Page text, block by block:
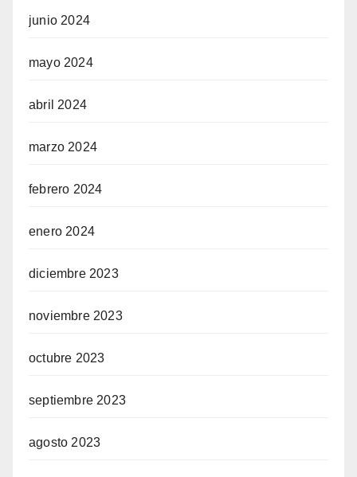
junio 2024
mayo 2024
abril 2024
marzo 2024
febrero 2024
enero 2024
diciembre 2023
noviembre 2023
octubre 2023
septiembre 2023
agosto 2023